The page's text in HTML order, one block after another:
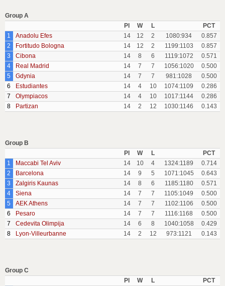
Group A
Pl
W L
PCT
1
Anadolu Efes 14 12 2 1080:934
0.857
2
Fortitudo Bologna 14 12 2 1199:1103
0.857
3
Cibona 14 8 6 1119:1072
0.571
4
Real Madrid 14 7 7 1056:1020
0.500
5
Gdynia 14 7 7 981:1028
0.500
6
Estudiantes 14 4 10 1074:1109
0.286
7
Olympiacos 14 4 10 1017:1144
0.286
8
Partizan 14 2 12 1030:1146 0.143
Group B
Pl
W L
PCT
1
Maccabi Tel Aviv 14 10 4 1324:1189
0.714
2
Barcelona 14 9 5 1071:1045
0.643
3
Zalgiris Kaunas 14 8 6 1185:1180
0.571
4
Siena 14 7 7 1105:1049
0.500
5
AEK Athens 14 7 7 1102:1106
0.500
6
Pesaro 14 7 7 1116:1168
0.500
7
Cedevita Olimpija 14 6 8 1040:1058
0.429
8
Lyon-Villeurbanne 14 2 12 973:1121 0.143
Group C
Pl
W L
PCT